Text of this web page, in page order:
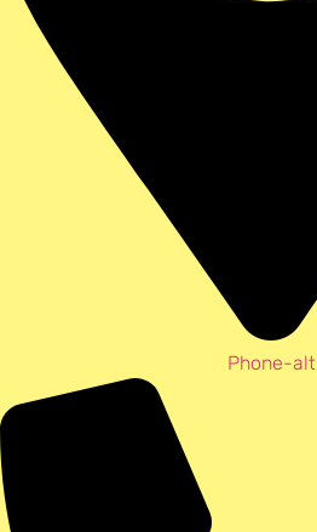
Phone-alt